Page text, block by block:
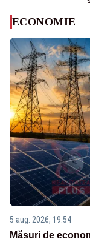
ECONOMIE
5 aug. 2026, 19:54
Măsuri de